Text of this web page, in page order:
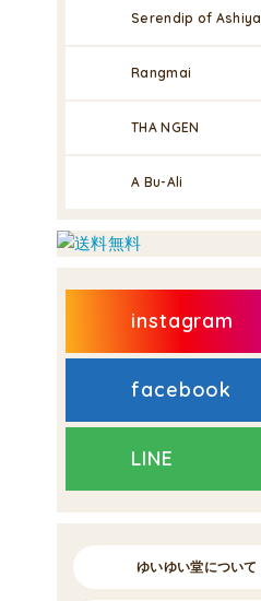
Serendip of Ashiya
Rangmai
THA NGEN
A Bu-Ali
instagram
facebook
LINE
ゆいゆい堂について